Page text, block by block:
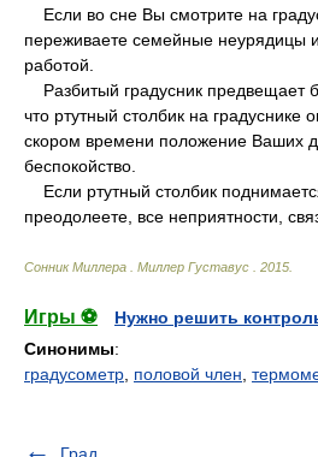
Если во сне Вы смотрите на
переживаете семейные неурядицы
работой.
Разбитый градусник предвещает
что ртутный столбик на градуснике
скором времени положение Ваших
беспокойство.
Если ртутный столбик
преодолеете, все неприятности,
Сонник Миллера Миллер Густавус 2015
Игры ⚽
Нужно решить
Синонимы:
градусометр половой член